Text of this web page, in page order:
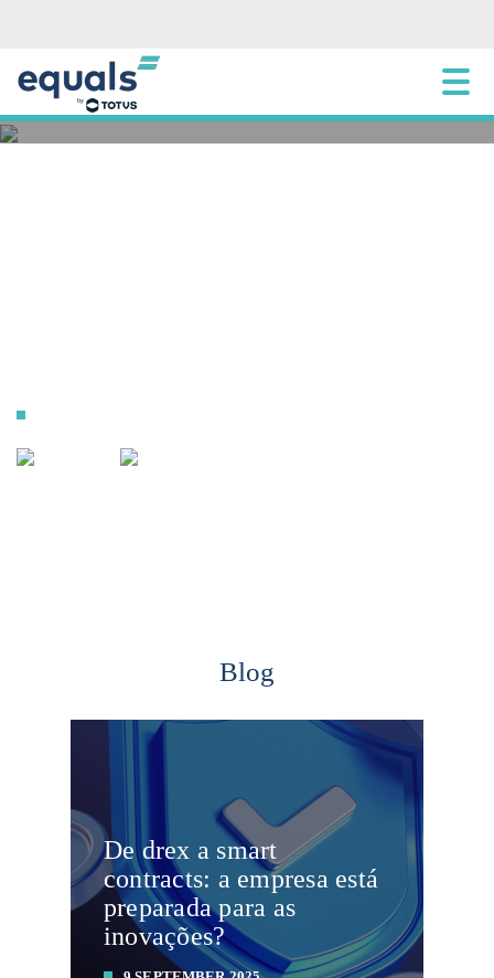
Blog
De drex a smart
contracts: a empresa está
preparada para as
inovações?